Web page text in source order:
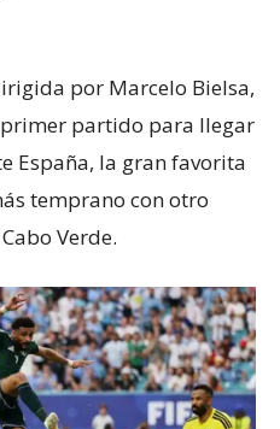
por Marcelo Bielsa,
partido para llegar
España, la gran favorita
temprano con otro
Verde.